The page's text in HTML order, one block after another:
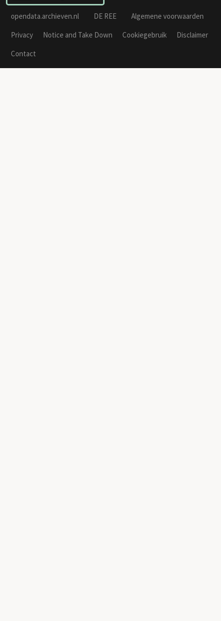
opendata.archieven.nl DE REE
Algemene voorwaarden
Privacy
Notice and Take Down Cookiegebruik
Disclaimer
Contact